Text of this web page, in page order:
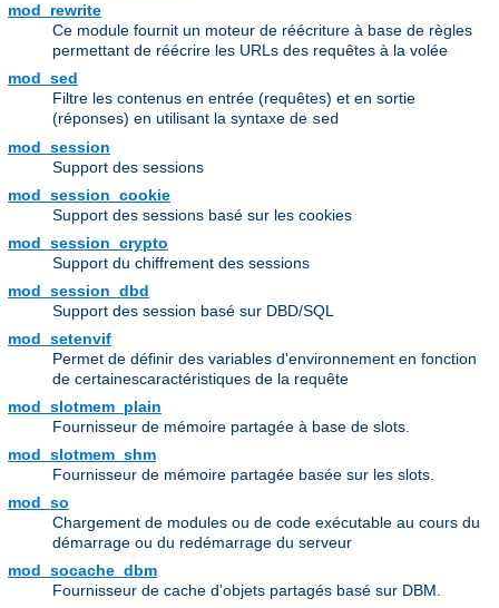
mod_rewrite
Ce module fournit un moteur de réécriture à base de règles
permettant de réécrire les URLs des requêtes à la volée
mod_sed
Filtre les contenus en entrée (requêtes) et en sortie
(réponses) en utilisant la syntaxe de sed
mod_session
Support des sessions
mod_session_cookie
Support des sessions basé sur les cookies
mod_session_crypto
Support du chiffrement des sessions
mod_session_dbd
Support des session basé sur DBD/SQL
mod_setenvif
Permet de définir des variables d'environnement en fonction
de certainescaractéristiques de la requête
mod_slotmem_plain
Fournisseur de mémoire partagée à base de slots.
mod_slotmem_shm
Fournisseur de mémoire partagée basée sur les slots.
mod_so
Chargement de modules ou de code exécutable au cours du
démarrage ou du redémarrage du serveur
mod_socache_dbm
Fournisseur de cache d'objets partagés basé sur DBM.